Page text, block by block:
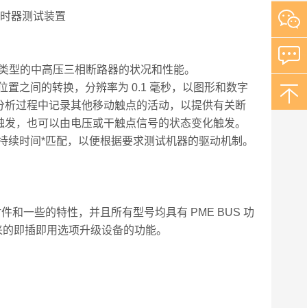
的中高压三相断路器的状况和性能。
之间的转换，分辨率为 0.1 毫秒，以图形和数字
过程中记录其他移动触点的活动，以提供有关断
，也可以由电压或干触点信号的状态变化触发。
时间*匹配，以便根据要求测试机器的驱动机制。
和一些的特性，并且所有型号均具有 PME BUS 功
即插即用选项升级设备的功能。